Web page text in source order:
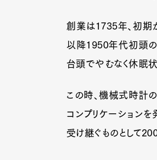
創業は1735年、初期
以降1950年代初頭の
台頭でやむなく休眠
この時、機械式時計の
コンプリケーション
受け継ぐものとして